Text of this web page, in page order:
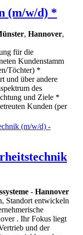
(m/w/d) *
, Hannover,
für die
Kundenstamm
Töchter) *
und über andere
des
und Ziele *
Kunden (per
- Hannover
Standort entwickeln
. Ihr Fokus liegt
und der